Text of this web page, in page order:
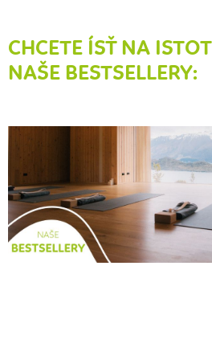
CHCETE ÍSŤ NA
NAŠE BESTSELLERY: